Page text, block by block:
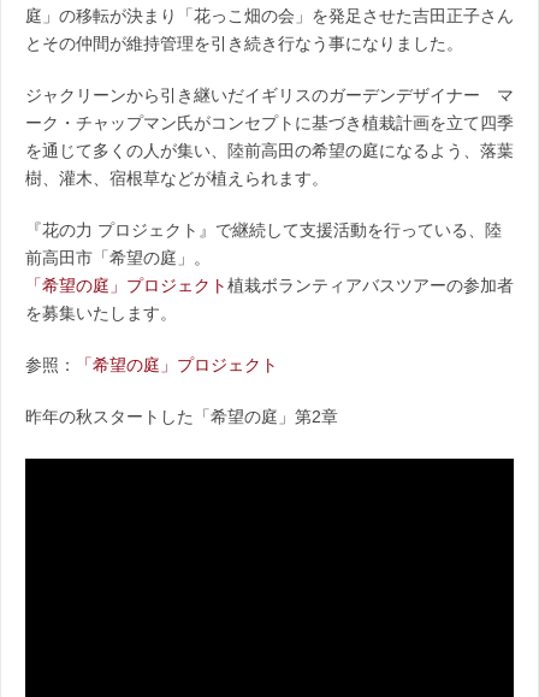
庭」の移転が決まり「花っこ畑の会」を発足させた吉田正子さん
とその仲間が維持管理を引き続き行なう事になりました。
ジャクリーンから引き継いだイギリスのガーデンデザイナー マ
ーク・チャップマン氏がコンセプトに基づき植栽計画を立て四季
を通じて多くの人が集い、陸前高田の希望の庭になるよう、落葉
樹、灌木、宿根草などが植えられます。
『花の力 プロジェクト』で継続して支援活動を行っている、陸
前高田市「希望の庭」。
「希望の庭」プロジェクト植栽ボランティアバスツアーの参加者
を募集いたします。
参照： 「希望の庭」プロジェクト
昨年の秋スタートした「希望の庭」第2章